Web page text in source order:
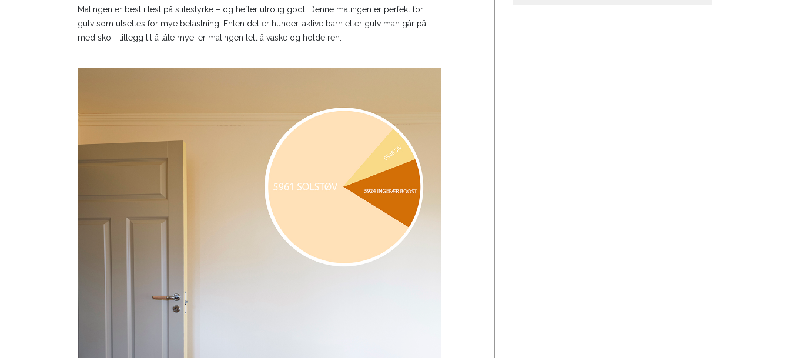
Malingen er best i test på slitestyrke – og hefter utrolig godt. Denne malingen er perfekt for
gulv som utsettes for mye belastning. Enten det er hunder, aktive barn eller gulv man går på
med sko. I tillegg til å tåle mye, er malingen lett å vaske og holde ren.